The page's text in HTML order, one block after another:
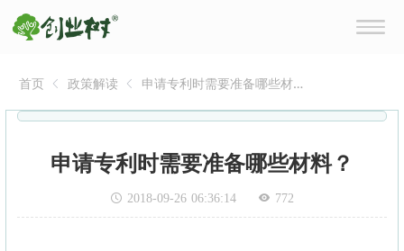
首页 政策解读
申请专利时需要准备哪些材
申请专利时需要准备哪些材料？
2018-09-26 06:36:14 772